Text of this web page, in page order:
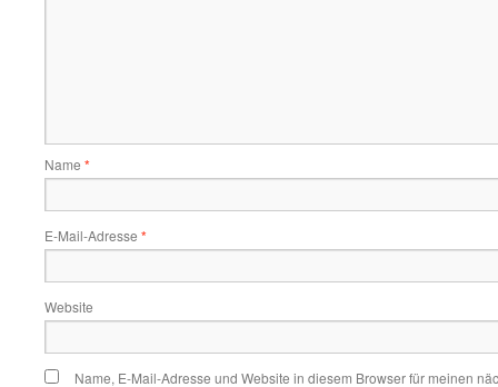
Name *
E-Mail-Adresse *
Website
Name, E-Mail-Adresse und Website in diesem Browser für meinen